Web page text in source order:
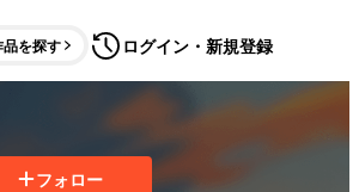
品を探す ログイン・新規登録
フォロー